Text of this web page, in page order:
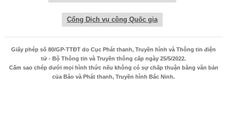
Cổng Dịch vụ công Quốc gia
Giấy phép số 80/GP-TTĐT do Cục Phát thanh, Truyền hình và Thông tin điện
tử - Bộ Thông tin và Truyền thông cấp ngày 25/5/2022.
Cấm sao chép dưới mọi hình thức nếu không có sự chấp thuận bằng văn bản
của Báo và Phát thanh, Truyền hình Bắc Ninh.